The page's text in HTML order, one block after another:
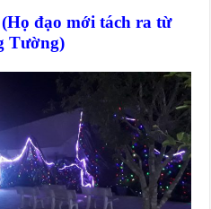
đạo mới tách ra từ
Tường)